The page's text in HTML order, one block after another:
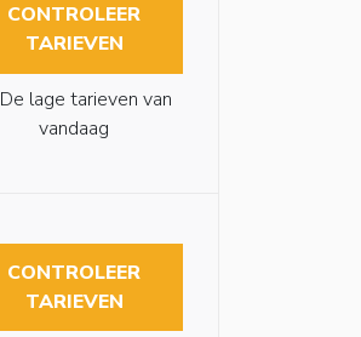
CONTROLEER
TARIEVEN
De lage tarieven van
vandaag
CONTROLEER
TARIEVEN